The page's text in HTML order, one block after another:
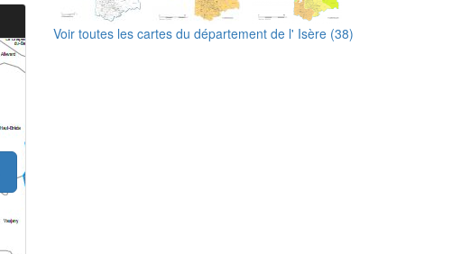
Voir toutes les cartes du département de l' Isère (38)